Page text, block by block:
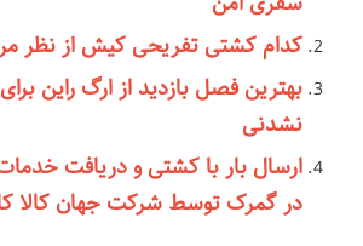
کدام کشتی تفریحی کیش از نظر
بهترین فصل بازدید از ارگ راین
نشدنی
ارسال بار با کشتی و دریافت
در گمرک توسط شرکت جهان کالا